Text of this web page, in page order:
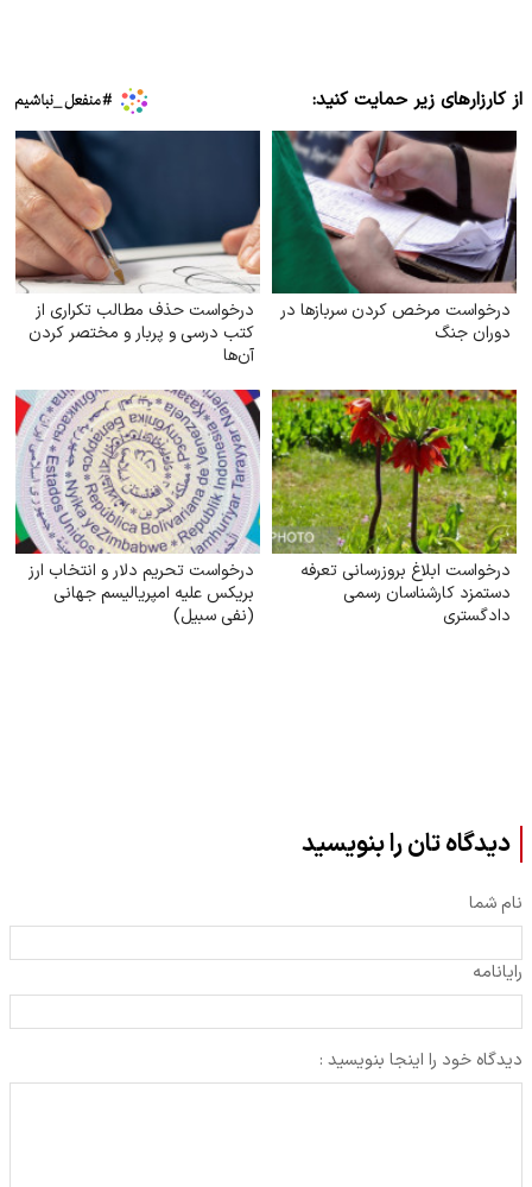
از کارزارهای زیر حمایت کنید:
درخواست مرخص کردن سربازها در
دوران جنگ
درخواست حذف مطالب تکراری از
کتب درسی و پربار و مختصر کردن
آن‌ها
درخواست ابلاغ بروز‌رسانی تعرفه
دستمزد کارشناسان رسمی
دادگستری
درخواست تحریم دلار و انتخاب ارز
بریکس علیه امپریالیسم جهانی
(نفی سبیل)
دیدگاه تان را بنویسید
نام شما
رایانامه
دیدگاه خود را اینجا بنویسید :